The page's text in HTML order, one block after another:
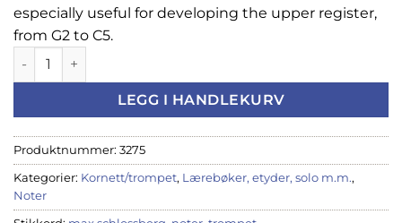
especially useful for developing the upper register,
from G2 to C5.
Daily Drills & Technical Studies - Max Schlossberg antall
LEGG I HANDLEKURV
Produktnummer: 3275
Kategorier: Kornett/trompet, Lærebøker, etyder, solo m.m.,
Noter